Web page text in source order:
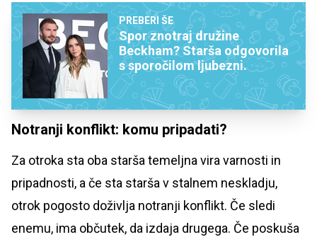
PREBERI ŠE
Spor znotraj družine
Beckham? Starša odgovorila
s sporočilom ljubezni.
Notranji konflikt: komu pripadati?
Za otroka sta oba starša temeljna vira varnosti in
pripadnosti, a če sta starša v stalnem neskladju,
otrok pogosto doživlja notranji konflikt. Če sledi
enemu, ima občutek, da izdaja drugega. Če poskuša